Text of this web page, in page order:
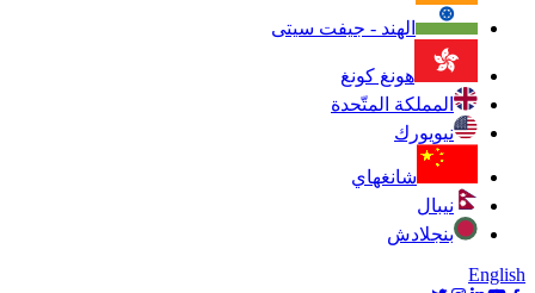
الهند - جيفت سيتى
هونغ كونغ
المملكة المتّحدة
نيويورك
شانغهاي
نيبال
بنجلادش
English